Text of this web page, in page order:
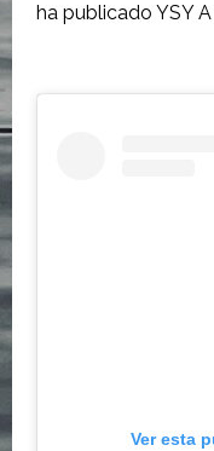
ha publicado YSY
Ver esta